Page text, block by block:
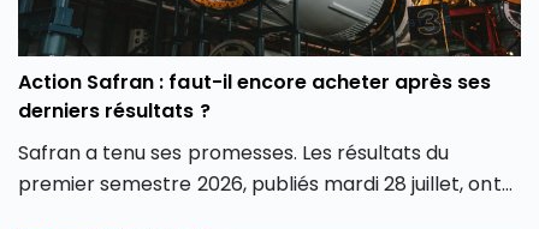
Action Safran : faut-il encore acheter après ses
derniers résultats ?
Safran a tenu ses promesses. Les résultats du
premier semestre 2026, publiés mardi 28 juillet, ont